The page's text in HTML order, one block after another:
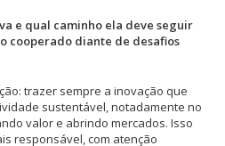
e qual caminho ela deve seguir
cooperado diante de desafios
trazer sempre a inovação que
sustentável, notadamente no
valor e abrindo mercados. Isso
responsável, com atenção